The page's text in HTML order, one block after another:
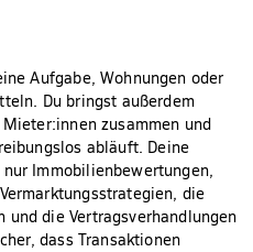
Aufgabe, Wohnungen oder
Du bringst außerdem
zusammen und
abläuft. Deine
Immobilienbewertungen,
die
und die Vertragsverhandlungen
dass Transaktionen